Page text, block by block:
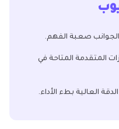
صعبة الفهم.
المتقدمة المتاحة في
العالية بطء الأداء.